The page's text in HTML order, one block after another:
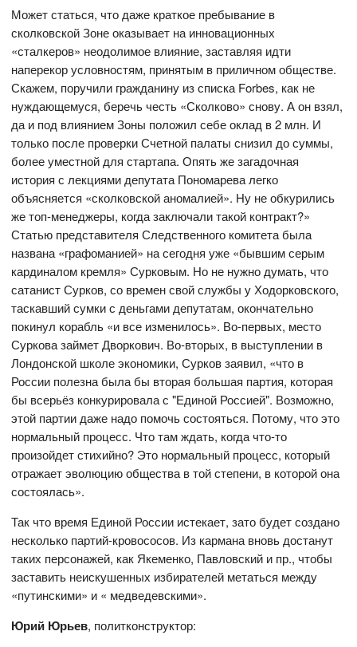
Может статься, что даже краткое пребывание в
сколковской Зоне оказывает на инновационных
«сталкеров» неодолимое влияние, заставляя идти
наперекор условностям, принятым в приличном обществе.
Скажем, поручили гражданину из списка Forbes, как не
нуждающемуся, беречь честь «Сколково» снову. А он взял,
да и под влиянием Зоны положил себе оклад в 2 млн. И
только после проверки Счетной палаты снизил до суммы,
более уместной для стартапа. Опять же загадочная
история с лекциями депутата Пономарева легко
объясняется «сколковской аномалией». Ну не обкурились
же топ-менеджеры, когда заключали такой контракт?»
Статью представителя Следственного комитета была
названа «графоманией» на сегодня уже «бывшим серым
кардиналом кремля» Сурковым. Но не нужно думать, что
сатанист Сурков, со времен свой службы у Ходорковского,
таскавший сумки с деньгами депутатам, окончательно
покинул корабль «и все изменилось». Во-первых, место
Суркова займет Дворкович. Во-вторых, в выступлении в
Лондонской школе экономики, Сурков заявил, «что в
России полезна была бы вторая большая партия, которая
бы всерьёз конкурировала с "Единой Россией". Возможно,
этой партии даже надо помочь состояться. Потому, что это
нормальный процесс. Что там ждать, когда что-то
произойдет стихийно? Это нормальный процесс, который
отражает эволюцию общества в той степени, в которой она
состоялась».
Так что время Единой России истекает, зато будет создано
несколько партий-кровососов. Из кармана вновь достанут
таких персонажей, как Якеменко, Павловский и пр., чтобы
заставить неискушенных избирателей метаться между
«путинскими» и « медведевскими».
Юрий Юрьев, политконструктор: